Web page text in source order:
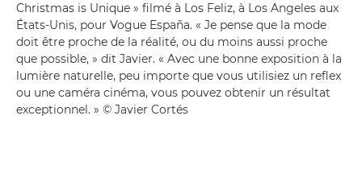
Christmas is Unique » filmé à Los Feliz, à Los Angeles aux
États-Unis, pour Vogue España. « Je pense que la mode
doit être proche de la réalité, ou du moins aussi proche
que possible, » dit Javier. « Avec une bonne exposition à la
lumière naturelle, peu importe que vous utilisiez un reflex
ou une caméra cinéma, vous pouvez obtenir un résultat
exceptionnel. » © Javier Cortés